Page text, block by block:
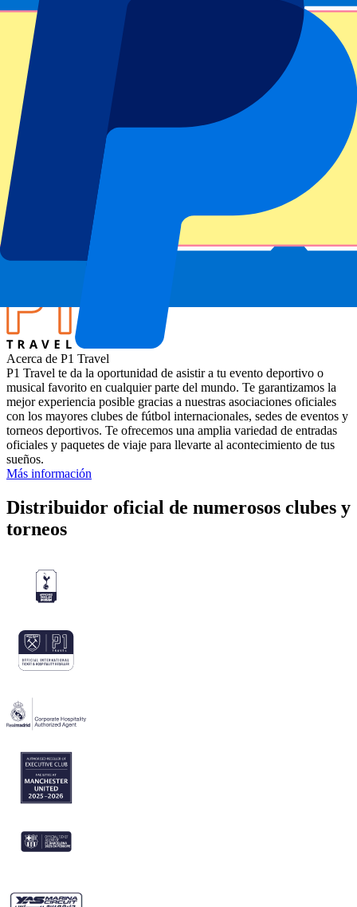
Tu información se utilizará de acuerdo de nuestra
Declaración de
Privacidad
Gracias por enviar el formulario
Información del evento
Acerca de Monte Carlo Masters - 2nd/ 3rd Round -
9 April
ATP Level/Grand Slam
Monte Carlo Masters 2025
Monte Carlo Country Club
Roquebrune-Cap-Martin, Francia
Acerca de P1 Travel
P1 Travel te da la oportunidad de asistir a tu evento deportivo o
musical favorito en cualquier parte del mundo. Te garantizamos la
mejor experiencia posible gracias a nuestras asociaciones oficiales
con los mayores clubes de fútbol internacionales, sedes de eventos y
torneos deportivos. Te ofrecemos una amplia variedad de entradas
oficiales y paquetes de viaje para llevarte al acontecimiento de tus
sueños.
Más información
Distribuidor oficial de numerosos clubes y
torneos